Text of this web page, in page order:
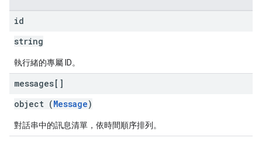
id
string
執行緒的專屬 ID。
messages[]
object (Message)
對話串中的訊息清單，依時間順序排列。